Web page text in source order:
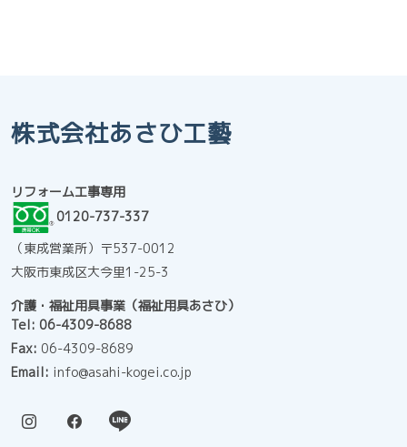
株式会社あさひ工藝
リフォーム工事専用
0120-737-337
（東成営業所）〒537-0012
大阪市東成区大今里1-25-3
介護・福祉用具事業（福祉用具あさひ）
Tel: 06-4309-8688
Fax:
06-4309-8689
Email:
info@asahi-kogei.co.jp